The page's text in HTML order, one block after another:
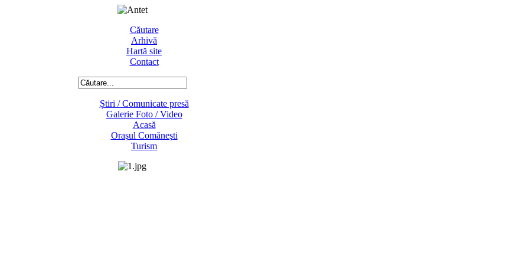
Căutare
Arhivă
Hartă site
Contact
Știri / Comunicate presă
Galerie Foto / Video
Acasă
Oraşul Comăneşti
Turism